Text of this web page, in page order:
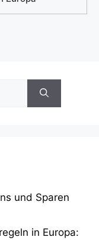
und Sparen
in Europa: